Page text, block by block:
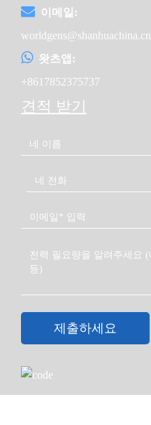
이메일:
worldgens@shanhuachina.cn
왓츠앱:
+8617852375737
견적 받기
제출하세요